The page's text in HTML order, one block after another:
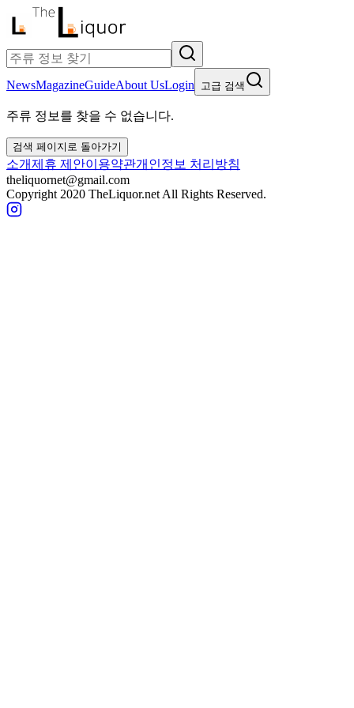
NewsMagazineGuideAbout UsLogin 고급 검색
주류 정보를 찾을 수 없습니다.
검색 페이지로 돌아가기
소개제휴 제안이용약관개인정보 처리방침
theliquornet@gmail.com
Copyright 2020 TheLiquor.net All Rights Reserved.